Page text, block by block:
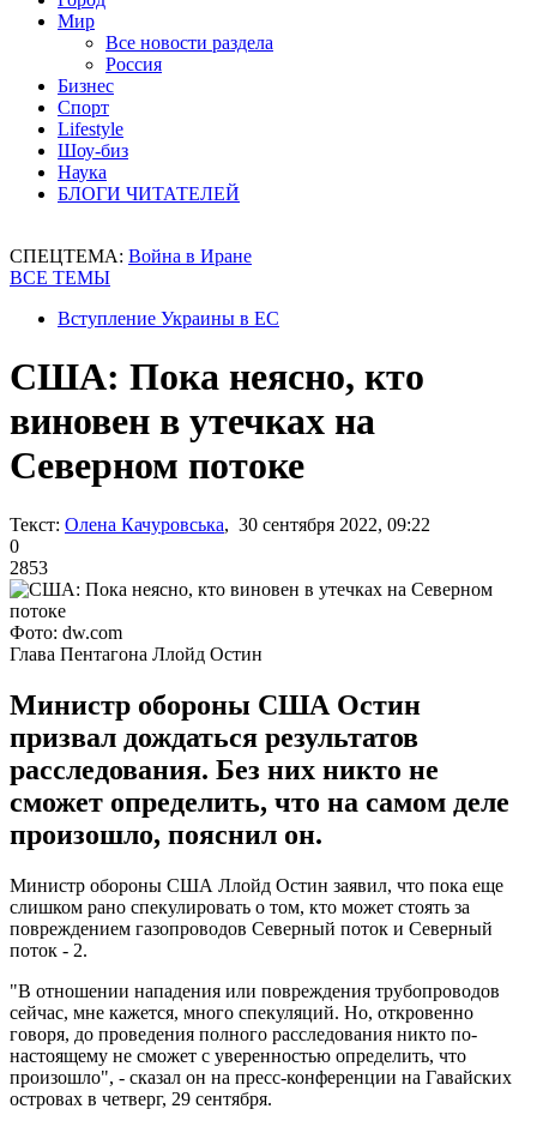
Мир
Все новости раздела
Россия
Бизнес
Спорт
Lifestyle
Шоу-биз
Наука
БЛОГИ ЧИТАТЕЛЕЙ
СПЕЦТЕМА: Война в Иране
ВСЕ ТЕМЫ
Вступление Украины в ЕС
США: Пока неясно, кто
виновен в утечках на
Северном потоке
Текст: Олена Качуровська, 30 сентября 2022, 09:22
0
2853
Фото: dw.com
Глава Пентагона Ллойд Остин
Министр обороны США Остин
призвал дождаться результатов
расследования. Без них никто не
сможет определить, что на самом деле
произошло, пояснил он.
Министр обороны США Ллойд Остин заявил, что пока еще
слишком рано спекулировать о том, кто может стоять за
повреждением газопроводов Северный поток и Северный
поток - 2.
"В отношении нападения или повреждения трубопроводов
сейчас, мне кажется, много спекуляций. Но, откровенно
говоря, до проведения полного расследования никто по-
настоящему не сможет с уверенностью определить, что
произошло", - сказал он на пресс-конференции на Гавайских
островах в четверг, 29 сентября.